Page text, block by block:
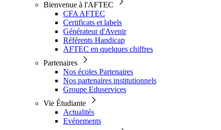
Bienvenue à l'AFTEC
CFA AFTEC
Certificats et labels
Générateur d'Avenir
Référents Handicap
AFTEC en quelques chiffres
Partenaires
Nos écoles Partenaires
Nos partenaires institutionnels
Groupe Eduservices
Vie Étudiante
Actualités
Evénements